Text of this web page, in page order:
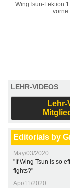
WingTsun-Lektion
vorne
LEHR-VIDEOS
Lehr-
Editorials by
May/03/2020
"If Wing Tsun is so
fights?"
Apr/11/2020